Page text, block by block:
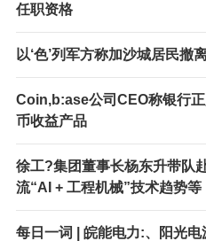
任职资格
以‘色’列军方称加沙城居民撤
Coin,b:ase公司CEO称银行
币收益产品
徐工?集团董事长杨东升带队
流“AI + 工程机械”技术趋势等
每日一词 | 皖能电力:、阳光电